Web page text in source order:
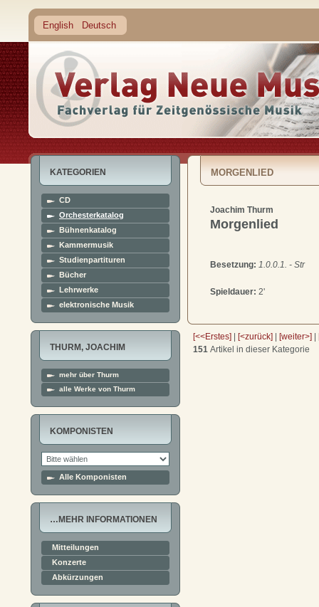
English Deutsch
KATEGORIEN
CD
Orchesterkatalog
Bühnenkatalog
Kammermusik
Studienpartituren
Bücher
Lehrwerke
elektronische Musik
THURM, JOACHIM
mehr über Thurm
alle Werke von Thurm
KOMPONISTEN
Alle Komponisten
…MEHR INFORMATIONEN
Mitteilungen
Konzerte
Abkürzungen
MORGENLIED
Joachim Thurm
Morgenlied
Besetzung: 1.0.0.1. - Str
Spieldauer: 2'
[<<Erstes] | [<zurück] | [weiter>] |
151 Artikel in dieser Kategorie